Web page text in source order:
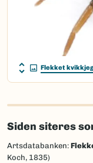
Flekket
Siden siteres
Artsdatabanken:
Koch, 1835)